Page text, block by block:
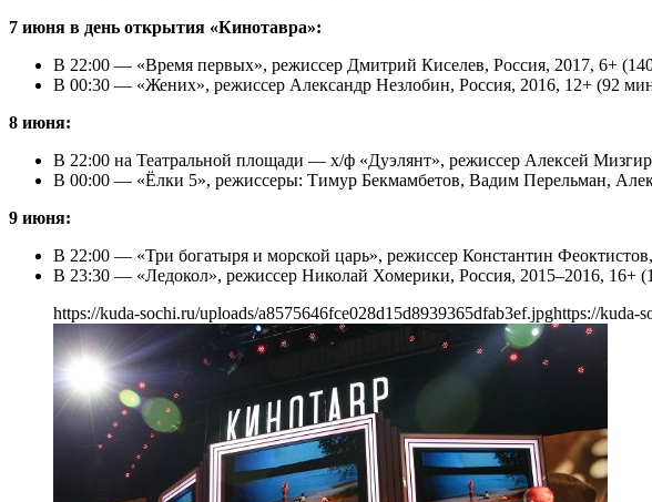
7 июня в день открытия «Кинотавра»:
В 22:00 — «Время первых», режиссер Дмитрий Киселев, Россия, 2017, 6+
В 00:30 — «Жених», режиссер Александр Незлобин, Россия, 2016, 12+ (92
8 июня:
В 22:00 на Театральной площади — х/ф «Дуэлянт», режиссер Алексей
В 00:00 — «Ёлки 5», режиссеры: Тимур Бекмамбетов, Вадим Перельман,
9 июня:
В 22:00 — «Три богатыря и морской царь», режиссер Константин
В 23:30 — «Ледокол», режиссер Николай Хомерики, Россия, 2015–2016, 16+
https://kuda-sochi.ru/uploads/a8575646fce028d15d8939365dfab3ef.jpghttps://kuda-